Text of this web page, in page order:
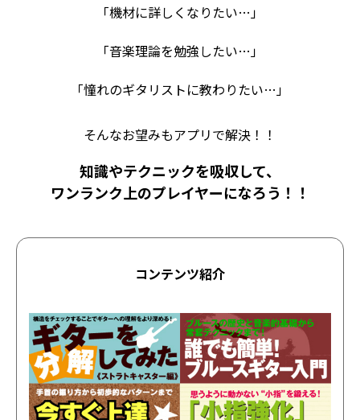
「機材に詳しくなりたい…」
「音楽理論を勉強したい…」
「憧れのギタリストに教わりたい…」
そんなお望みもアプリで解決！！
知識やテクニックを吸収して、
ワンランク上のプレイヤーになろう！！
コンテンツ紹介